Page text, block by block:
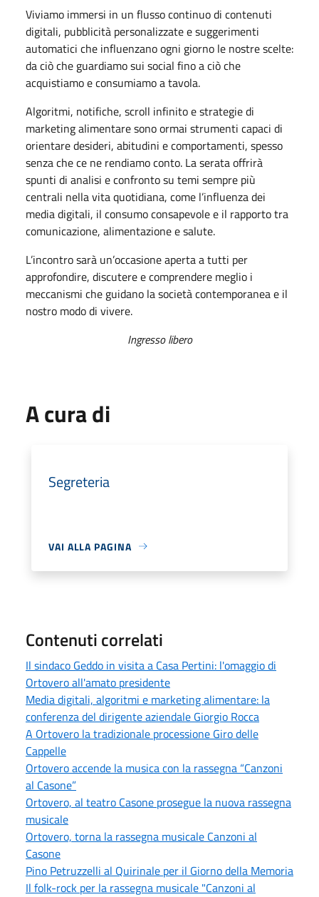
Viviamo immersi in un flusso continuo di contenuti
digitali, pubblicità personalizzate e suggerimenti
automatici che influenzano ogni giorno le nostre scelte:
da ciò che guardiamo sui social fino a ciò che
acquistiamo e consumiamo a tavola.
Algoritmi, notifiche, scroll infinito e strategie di
marketing alimentare sono ormai strumenti capaci di
orientare desideri, abitudini e comportamenti, spesso
senza che ce ne rendiamo conto. La serata offrirà
spunti di analisi e confronto su temi sempre più
centrali nella vita quotidiana, come l’influenza dei
media digitali, il consumo consapevole e il rapporto tra
comunicazione, alimentazione e salute.
L’incontro sarà un’occasione aperta a tutti per
approfondire, discutere e comprendere meglio i
meccanismi che guidano la società contemporanea e il
nostro modo di vivere.
Ingresso libero
A cura di
Segreteria
VAI ALLA PAGINA
Contenuti correlati
Il sindaco Geddo in visita a Casa Pertini: l'omaggio di
Ortovero all'amato presidente
Media digitali, algoritmi e marketing alimentare: la
conferenza del dirigente aziendale Giorgio Rocca
A Ortovero la tradizionale processione Giro delle
Cappelle
Ortovero accende la musica con la rassegna “Canzoni
al Casone”
Ortovero, al teatro Casone prosegue la nuova rassegna
musicale
Ortovero, torna la rassegna musicale Canzoni al
Casone
Pino Petruzzelli al Quirinale per il Giorno della Memoria
Il folk-rock per la rassegna musicale "Canzoni al